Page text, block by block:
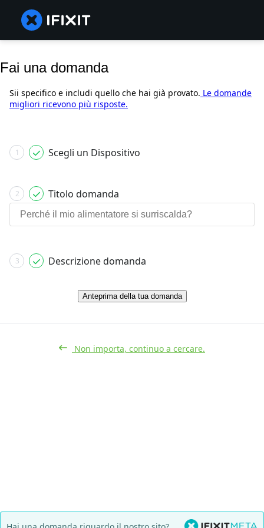
Fai una domanda
Sii specifico e includi quello che hai già provato. Le domande
migliori ricevono più risposte.
1 Scegli un Dispositivo
2 Titolo domanda
3 Descrizione domanda
Anteprima della tua domanda
Non importa, continuo a cercare.